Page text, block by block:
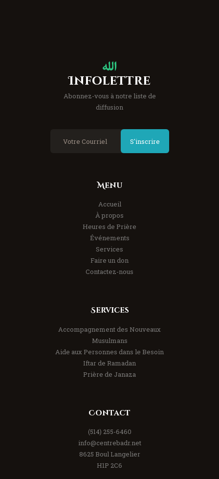
Infolettre
Abonnez-vous à notre liste de
diffusion
S'inscrire
Menu
Accueil
À propos
Heures de Prière
Événements
Services
Faire un don
Contactez-nous
Services
Accompagnement des Nouveaux
Musulmans
Aide aux Personnes dans le Besoin
Iftar de Ramadan
Prière de Janaza
Contact
(514) 255-6460
info@centrebadr.net
8625 Boul Langelier
H1P 2C6